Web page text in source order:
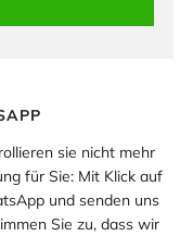
sie nicht mehr
für Sie: Mit Klick auf
und senden uns
Sie zu, dass wir